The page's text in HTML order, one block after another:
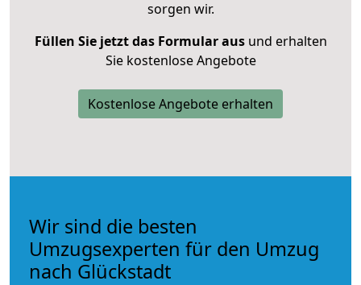
sorgen wir.
Füllen Sie jetzt das Formular ausund erhalten
Sie kostenlose Angebote
Kostenlose Angebote erhalten
Wir sind die besten
Umzugsexperten für den Umzug
nach Glückstadt